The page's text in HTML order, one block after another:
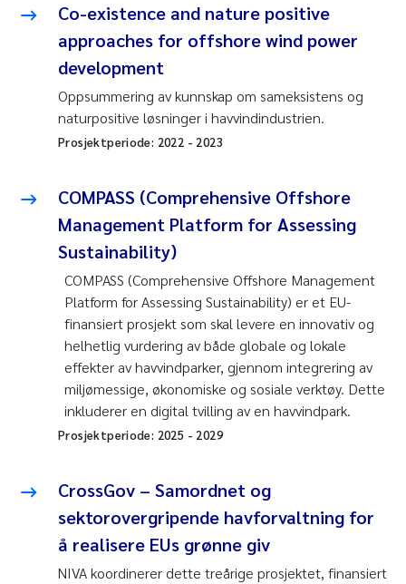
Co-existence and nature positive
approaches for offshore wind power
development
Oppsummering av kunnskap om sameksistens og
naturpositive løsninger i havvindindustrien.
Prosjektperiode: 2022 - 2023
COMPASS (Comprehensive Offshore
Management Platform for Assessing
Sustainability)
COMPASS (Comprehensive Offshore Management
Platform for Assessing Sustainability) er et EU-
finansiert prosjekt som skal levere en innovativ og
helhetlig vurdering av både globale og lokale
effekter av havvindparker, gjennom integrering av
miljømessige, økonomiske og sosiale verktøy. Dette
inkluderer en digital tvilling av en havvindpark.
Prosjektperiode: 2025 - 2029
CrossGov – Samordnet og
sektorovergripende havforvaltning for
å realisere EUs grønne giv
NIVA koordinerer dette treårige prosjektet, finansiert